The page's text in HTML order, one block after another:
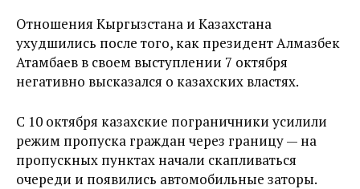
Отношения Кыргызстана и Казахстана
ухудшились после того, как президент Алмазбек
Атамбаев в своем выступлении 7 октября
негативно высказался о казахских властях.
С 10 октября казахские пограничники усилили
режим пропуска граждан через границу — на
пропускных пунктах начали скапливаться
очереди и появились автомобильные заторы.